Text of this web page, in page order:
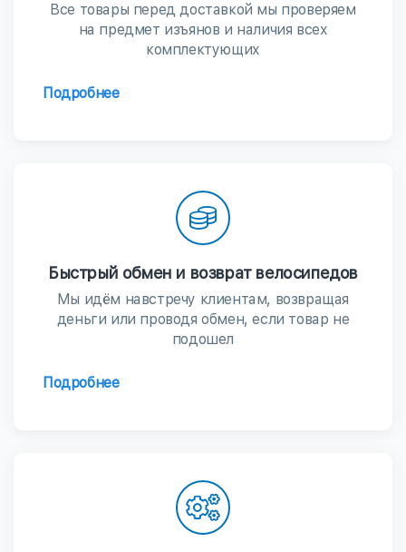
Все товары перед доставкой мы проверяем
на предмет изъянов и наличия всех
комплектующих
Подробнее
Быстрый обмен и возврат велосипедов
Мы идём навстречу клиентам, возвращая
деньги или проводя обмен, если товар не
подошел
Подробнее